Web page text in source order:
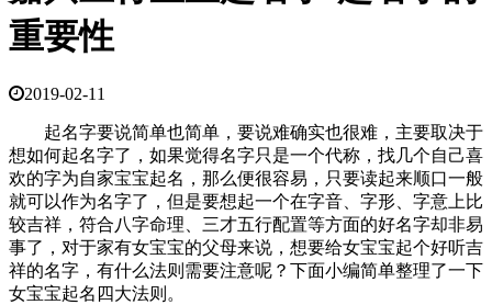
重要性
2019-02-11
起名字要说简单也简单，要说难确实也很难，主要取决于
想如何起名字了，如果觉得名字只是一个代称，找几个自己喜
欢的字为自家宝宝起名，那么便很容易，只要读起来顺口一般
就可以作为名字了，但是要想起一个在字音、字形、字意上比
较吉祥，符合八字命理、三才五行配置等方面的好名字却非易
事了，对于家有女宝宝的父母来说，想要给女宝宝起个好听吉
祥的名字，有什么法则需要注意呢？下面小编简单整理了一下
女宝宝起名四大法则。